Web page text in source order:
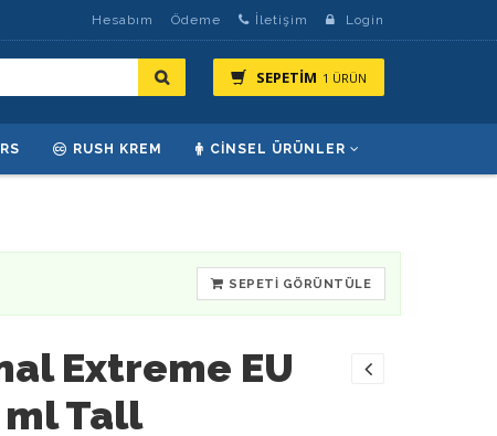
Hesabım Ödeme İletişim Login
SEPETİM 1 ÜRÜN
RUSH KREM CINSEL ÜRÜNLER
SEPETI GÖRÜNTÜLE
Extreme EU
Tall